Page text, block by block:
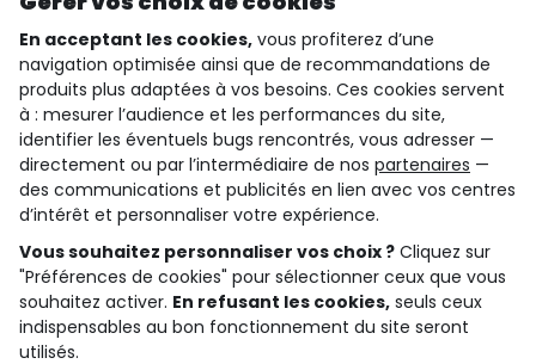
qui sommes-nous ?
besoin d'aide ?
le club fidélité
notre catalogue
Conditions générales de ventes et d'utilisation
Conditions d’utilisation des réseaux sociaux
En acceptant les cookies, vous profiterez d’une
navigation optimisée ainsi que de recommandations de
produits plus adaptées à vos besoins. Ces cookies servent
à : mesurer l’audience et les performances du site,
identifier les éventuels bugs rencontrés, vous adresser —
directement ou par l’intermédiaire de nos partenaires —
des communications et publicités en lien avec vos centres
d’intérêt et personnaliser votre expérience.
Vous souhaitez personnaliser vos choix ? Cliquez sur
"Préférences de cookies" pour sélectionner ceux que vous
souhaitez activer. En refusant les cookies, seuls ceux
indispensables au bon fonctionnement du site seront
utilisés.